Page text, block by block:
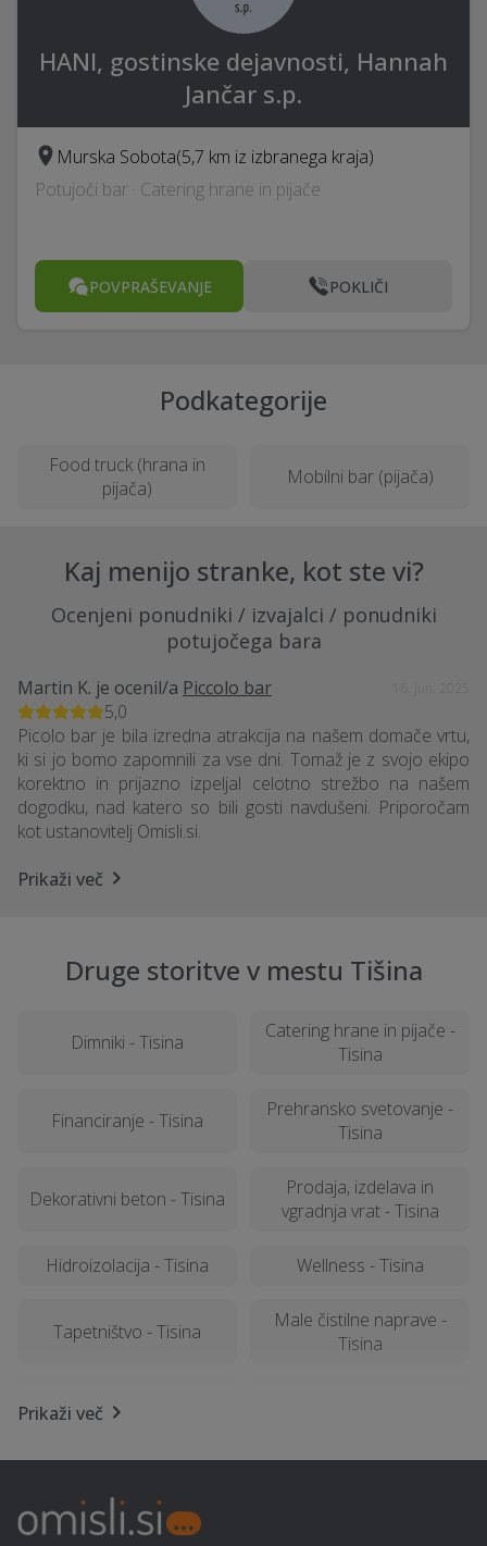
HANI, gostinske dejavnosti, Hannah
Jančar s.p.
Murska Sobota(5,7 km iz izbranega kraja)
Potujoči bar · Catering hrane in pijače
POVPRAŠEVANJE POKLIČI
Podkategorije
Food truck (hrana in
pijača)
Mobilni bar (pijača)
Kaj menijo stranke, kot ste vi?
Ocenjeni ponudniki / izvajalci / ponudniki
potujočega bara
Martin K. je ocenil/a Piccolo bar
5,0
Picolo bar je bila izredna atrakcija na našem domače vrtu,
ki si jo bomo zapomnili za vse dni. Tomaž je z svojo ekipo
korektno in prijazno izpeljal celotno strežbo na našem
dogodku, nad katero so bili gosti navdušeni. Priporočam
kot ustanovitelj Omisli.si.
Prikaži več
Druge storitve v mestu Tišina
Dimniki - Tisina
Catering hrane in pijače -
Tisina
Financiranje - Tisina
Prehransko svetovanje -
Tisina
Dekorativni beton - Tisina
Prodaja, izdelava in
vgradnja vrat - Tisina
Hidroizolacija - Tisina Wellness - Tisina
Tapetništvo - Tisina
Male čistilne naprave -
Tisina
Polaganje vinila - Tisina
Prikaži več